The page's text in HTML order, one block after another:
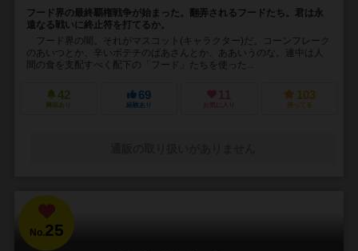
フード界の最終覇権戦争が始まった。翻弄されるフードたち。君は永
遠なる戦いに終止符を打てるか。
フード界の闇。それがマスコット(キャラクター)だ。コーンフレーク
のあいつとか、辛いポテチのばあさんとか、ああいうのな。連中は人
間の食を支配すべく配下の「フード」たちを使った...
42
興味あり
69
経験あり
11
お気に入り
103
持ってる
No.25